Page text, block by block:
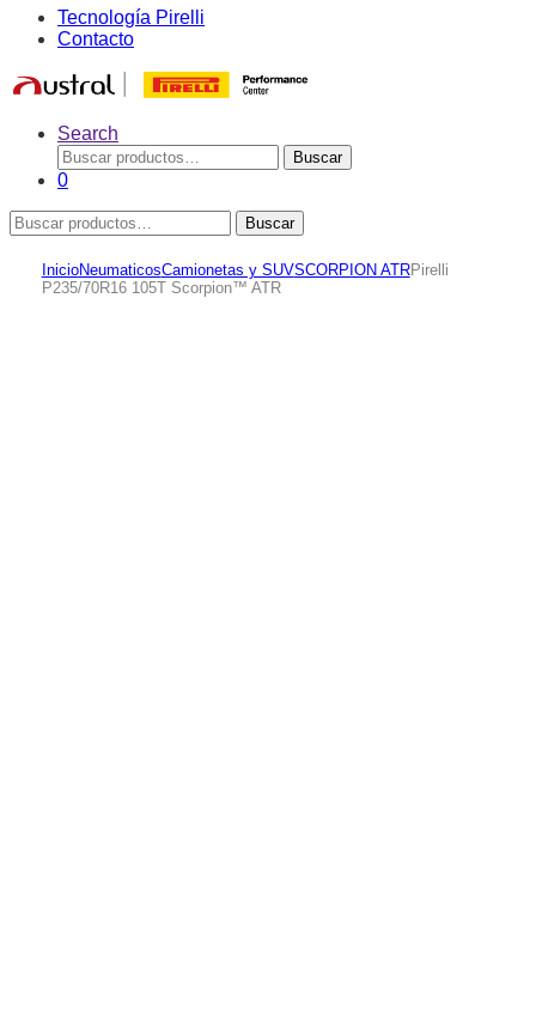
Tecnología Pirelli
Contacto
Search
Buscar
por:
Buscar
0
Buscar
por:
Buscar
InicioNeumaticosCamionetas y SUVSCORPION ATRPirelli
P235/70R16 105T Scorpion™ ATR